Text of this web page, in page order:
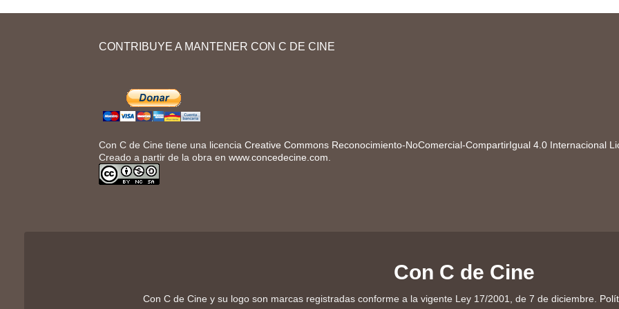
En la primera entrega de «Relatos salvajes»
profesión…). A continuación, vas a describirlas
En esta guía didáctica vas a participar en una
CONTRIBUYE A MANTENER CON C DE CINE
Con C de Cine tiene una licencia Creative Commons Reconocimiento-NoComercial-CompartirIgual 4.0 Internacional
Creado a partir de la obra en www.concedecine.com
Con C de Cine
Con C de Cine y su logo son marcas registradas conforme a la vigente Ley 17/2001, de 7 de diciembre.